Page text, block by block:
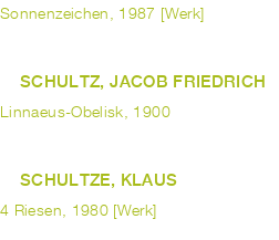
Sonnenzeichen, 1987 [Werk]
SCHULTZ, JACOB FRIEDRICH
Linnaeus-Obelisk, 1900
SCHULTZE, KLAUS
4 Riesen, 1980 [Werk]